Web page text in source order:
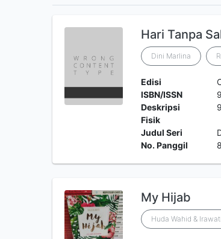
Hari Tanpa
Dini Marlina
Edisi
ISBN/ISSN
Deskripsi
Fisik
Judul Seri
No. Panggil
My Hijab
Huda Wahid &